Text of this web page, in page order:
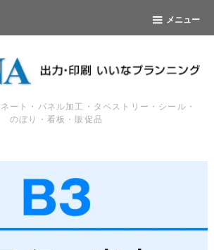
メニュー
ート・パネル加工・タペストリー・シール・
のぼり・看板・販促品